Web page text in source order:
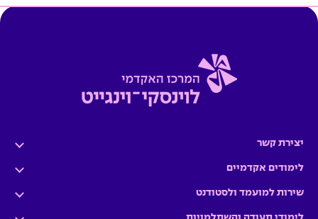
יצירת קשר
לימודים אקדמיים
שירות למועמד ולסטודנט